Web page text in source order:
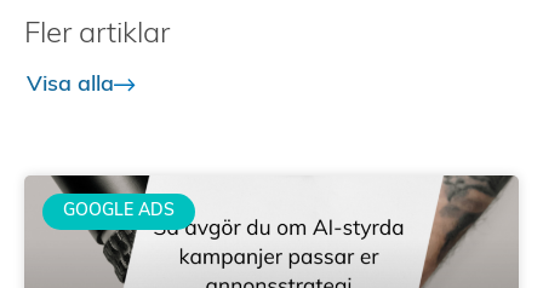
Fler artiklar
Visa alla
GOOGLE ADS